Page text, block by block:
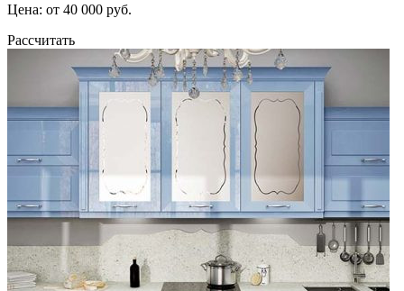
Цена: от 40 000 руб.
Рассчитать